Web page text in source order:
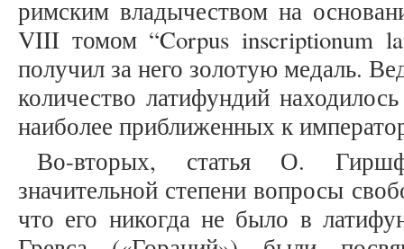
римским владычеством на
VIII томом “Corpus inscriptionum
получил за него золотую медаль.
количество латифундий
наиболее приближенных к
Во-вторых, статья О.
значительной степени вопросы
что его никогда не было в